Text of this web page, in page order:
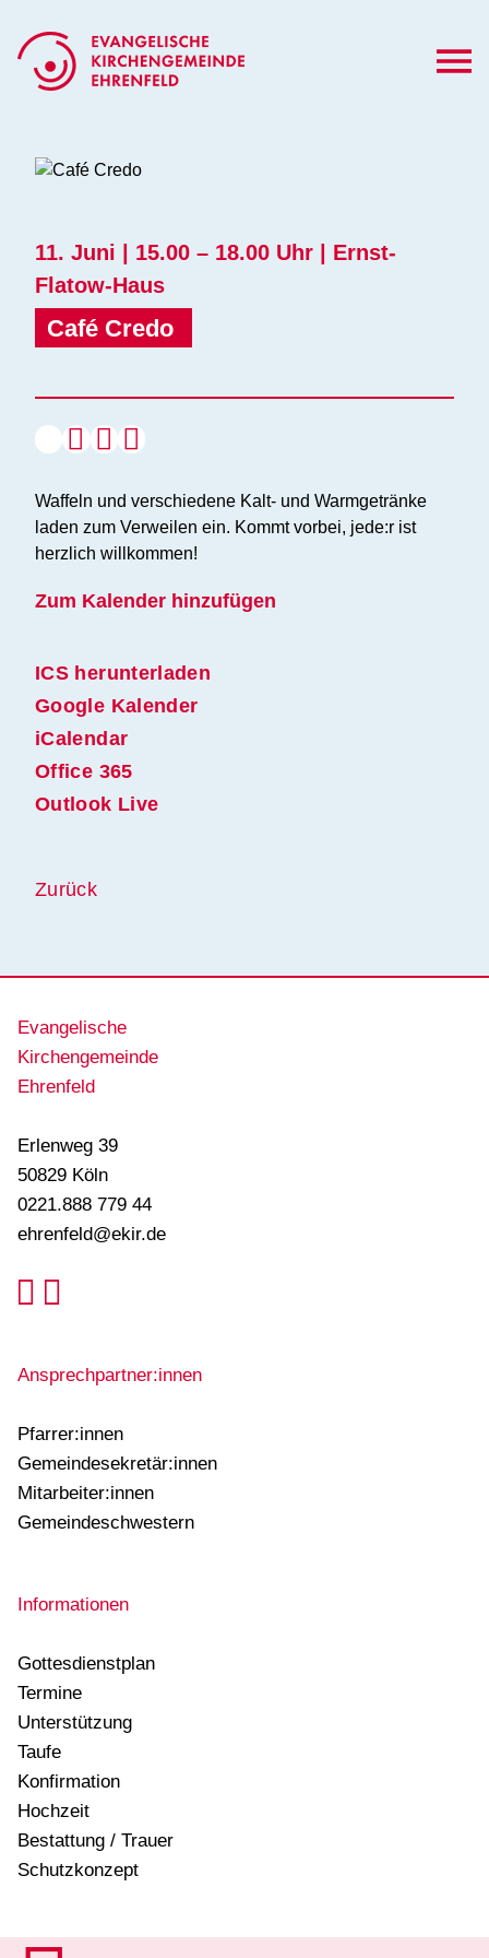
Inhalt
springen
11. Juni | 15.00 – 18.00 Uhr | Ernst-
Flatow-Haus
Café Credo
CaféErwachsene
Familien
Seniorinnen und Senioren
Waffeln und verschiedene Kalt- und Warmgetränke
laden zum Verweilen ein. Kommt vorbei, jede:r ist
herzlich willkommen!
Zum Kalender hinzufügen
ICS herunterladen
Google Kalender
iCalendar
Office 365
Outlook Live
Zurück
Evangelische
Kirchengemeinde
Ehrenfeld
Erlenweg 39
50829 Köln
0221.888 779 44
ehrenfeld@ekir.de
Ansprechpartner:innen
Pfarrer:innen
Gemeindesekretär:innen
Mitarbeiter:innen
Gemeindeschwestern
Informationen
Gottesdienstplan
Termine
Unterstützung
Taufe
Konfirmation
Hochzeit
Bestattung / Trauer
Schutzkonzept